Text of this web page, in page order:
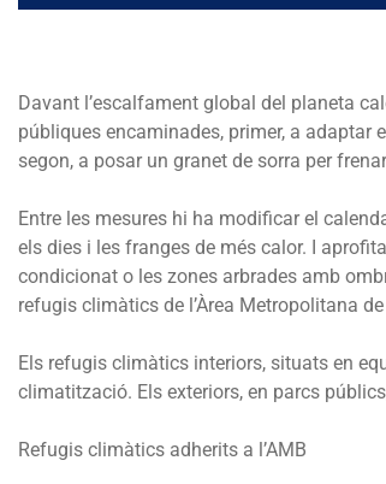
Davant l’escalfament global del planeta
públiques encaminades, primer, a adaptar
segon, a posar un granet de sorra per
Entre les mesures hi ha modificar el
els dies i les franges de més calor. I
condicionat o les zones arbrades amb
refugis climàtics de l’Àrea Metropolitana
Els refugis climàtics interiors, situats en
climatització. Els exteriors, en parcs
Refugis climàtics adherits a l’AMB